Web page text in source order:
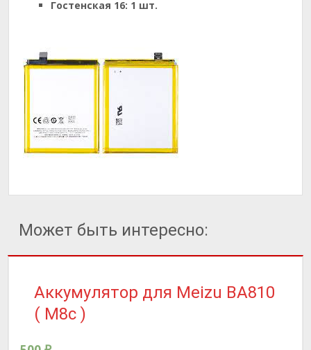
Гостенская 16: 1 шт.
Может быть интересно:
Аккумулятор для Meizu BA810
( M8c )